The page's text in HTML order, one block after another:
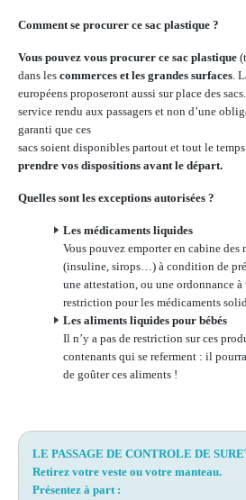
Comment se procurer ce sac plastique ?
Vous pouvez vous procurer ce sac plastique
dans les commerces et les grandes surfaces.
européens proposeront aussi sur place des
service rendu aux passagers et non d’une
garanti que ces
sacs soient disponibles partout et tout le
prendre vos dispositions avant le départ.
Quelles sont les exceptions autorisées ?
Les médicaments liquides
Vous pouvez emporter en cabine
(insuline, sirops…) à condition de
une attestation, ou une ordonnance
restriction pour les médicaments
Les aliments liquides pour bébés
Il n’y a pas de restriction sur ces
contenants qui se referment : il
de goûter ces aliments !
LE PASSAGE DE CONTROLE DE
Retirez votre veste ou votre manteau.
Présentez à part :